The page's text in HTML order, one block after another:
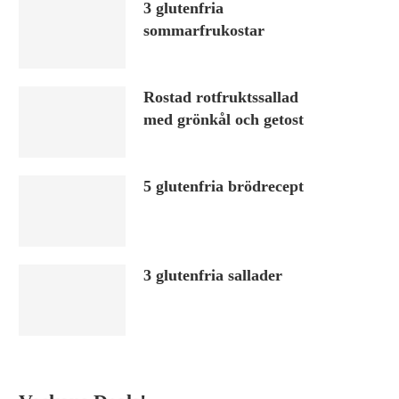
3 glutenfria
sommarfrukostar
Rostad rotfruktssallad
med grönkål och getost
5 glutenfria brödrecept
3 glutenfria sallader